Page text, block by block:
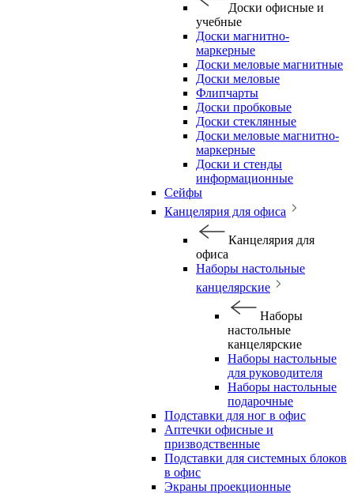
Доски офисные и
учебные
Доски магнитно-
маркерные
Доски меловые магнитные
Доски меловые
Флипчарты
Доски пробковые
Доски стеклянные
Доски меловые магнитно-
маркерные
Доски и стенды
информационные
Сейфы
Канцелярия для офиса
Канцелярия для
офиса
Наборы настольные
канцелярские
Наборы
настольные
канцелярские
Наборы настольные
для руководителя
Наборы настольные
подарочные
Подставки для ног в офис
Аптечки офисные и
призводственные
Подставки для системных блоков
в офис
Экраны проекционные